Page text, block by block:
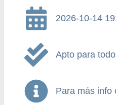
2026-10-14
Apto para
Para más info